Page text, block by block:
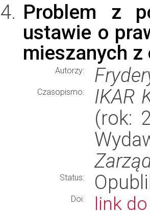
Problem z
ustawie o
mieszanych z
Autorzy:
Czasopismo:
IKAR
(rok:
Status:
Doi: link